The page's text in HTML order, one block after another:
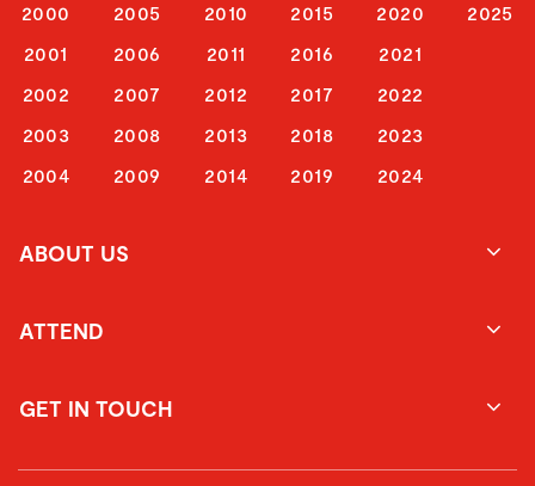
2000
2001
2002
2003
2004
2005
2006
2007
2008
2009
2010
2011
2012
2013
2014
2015
2016
2017
2018
2019
2020
2021
2022
2023
2024
2025
ABOUT US
ATTEND
GET IN TOUCH